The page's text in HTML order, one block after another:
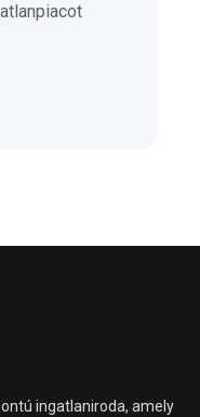
ingatlaniroda, amely